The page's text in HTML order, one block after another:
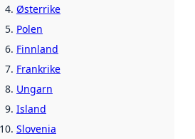
Østerrike
Polen
Finnland
Frankrike
Ungarn
Island
Slovenia